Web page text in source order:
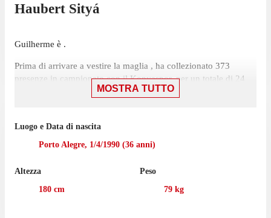
Haubert Sityá
Guilherme è .
Prima di arrivare a vestire la maglia , ha collezionato 373
presenze in campionato con il Konyaspor, per un totale di 24
MOSTRA TUTTO
Luogo e Data di nascita
Porto Alegre, 1/4/1990 (36 anni)
Altezza
180 cm
Peso
79 kg